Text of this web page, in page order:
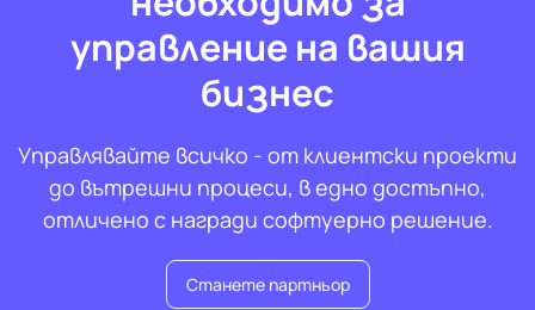
управление на вашия
бизнес
Управлявайте всичко - от клиентски проекти
до вътрешни процеси, в едно достъпно,
отличено с награди софтуерно решение.
Станете партньор